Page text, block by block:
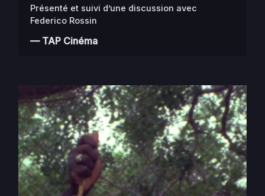
Présenté et suivi d’une discussion avec
Federico Rossin
— TAP Cinéma